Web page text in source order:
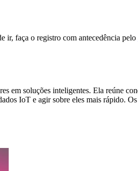
ir, faça o registro com antecedência pelo
em soluções inteligentes. Ela reúne
IoT e agir sobre eles mais rápido.